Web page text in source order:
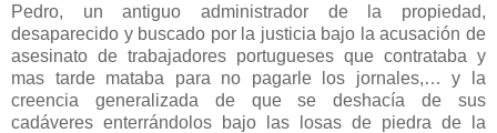
Pedro, un antiguo administrador de la propiedad,
desaparecido y buscado por la justicia bajo la acusación de
asesinato de trabajadores portugueses que contrataba y
mas tarde mataba para no pagarle los jornales,… y la
creencia generalizada de que se deshacía de sus
cadáveres enterrándolos bajo las losas de piedra de la